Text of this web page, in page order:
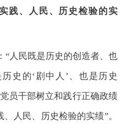
践、人民、历史检验的实
“人民既是历史的创造者、也
史的‘剧中人’、也是历史
员干部树立和践行正确政绩
人民、历史检验的实绩”。